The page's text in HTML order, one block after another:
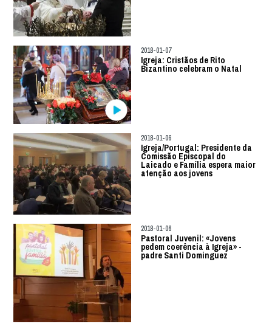
2018-01-07
Igreja: Cristãos de Rito
Bizantino celebram o Natal
2018-01-06
Igreja/Portugal: Presidente da
Comissão Episcopal do
Laicado e Família espera maior
atenção aos jovens
2018-01-06
Pastoral Juvenil: «Jovens
pedem coerência à Igreja» -
padre Santi Dominguez